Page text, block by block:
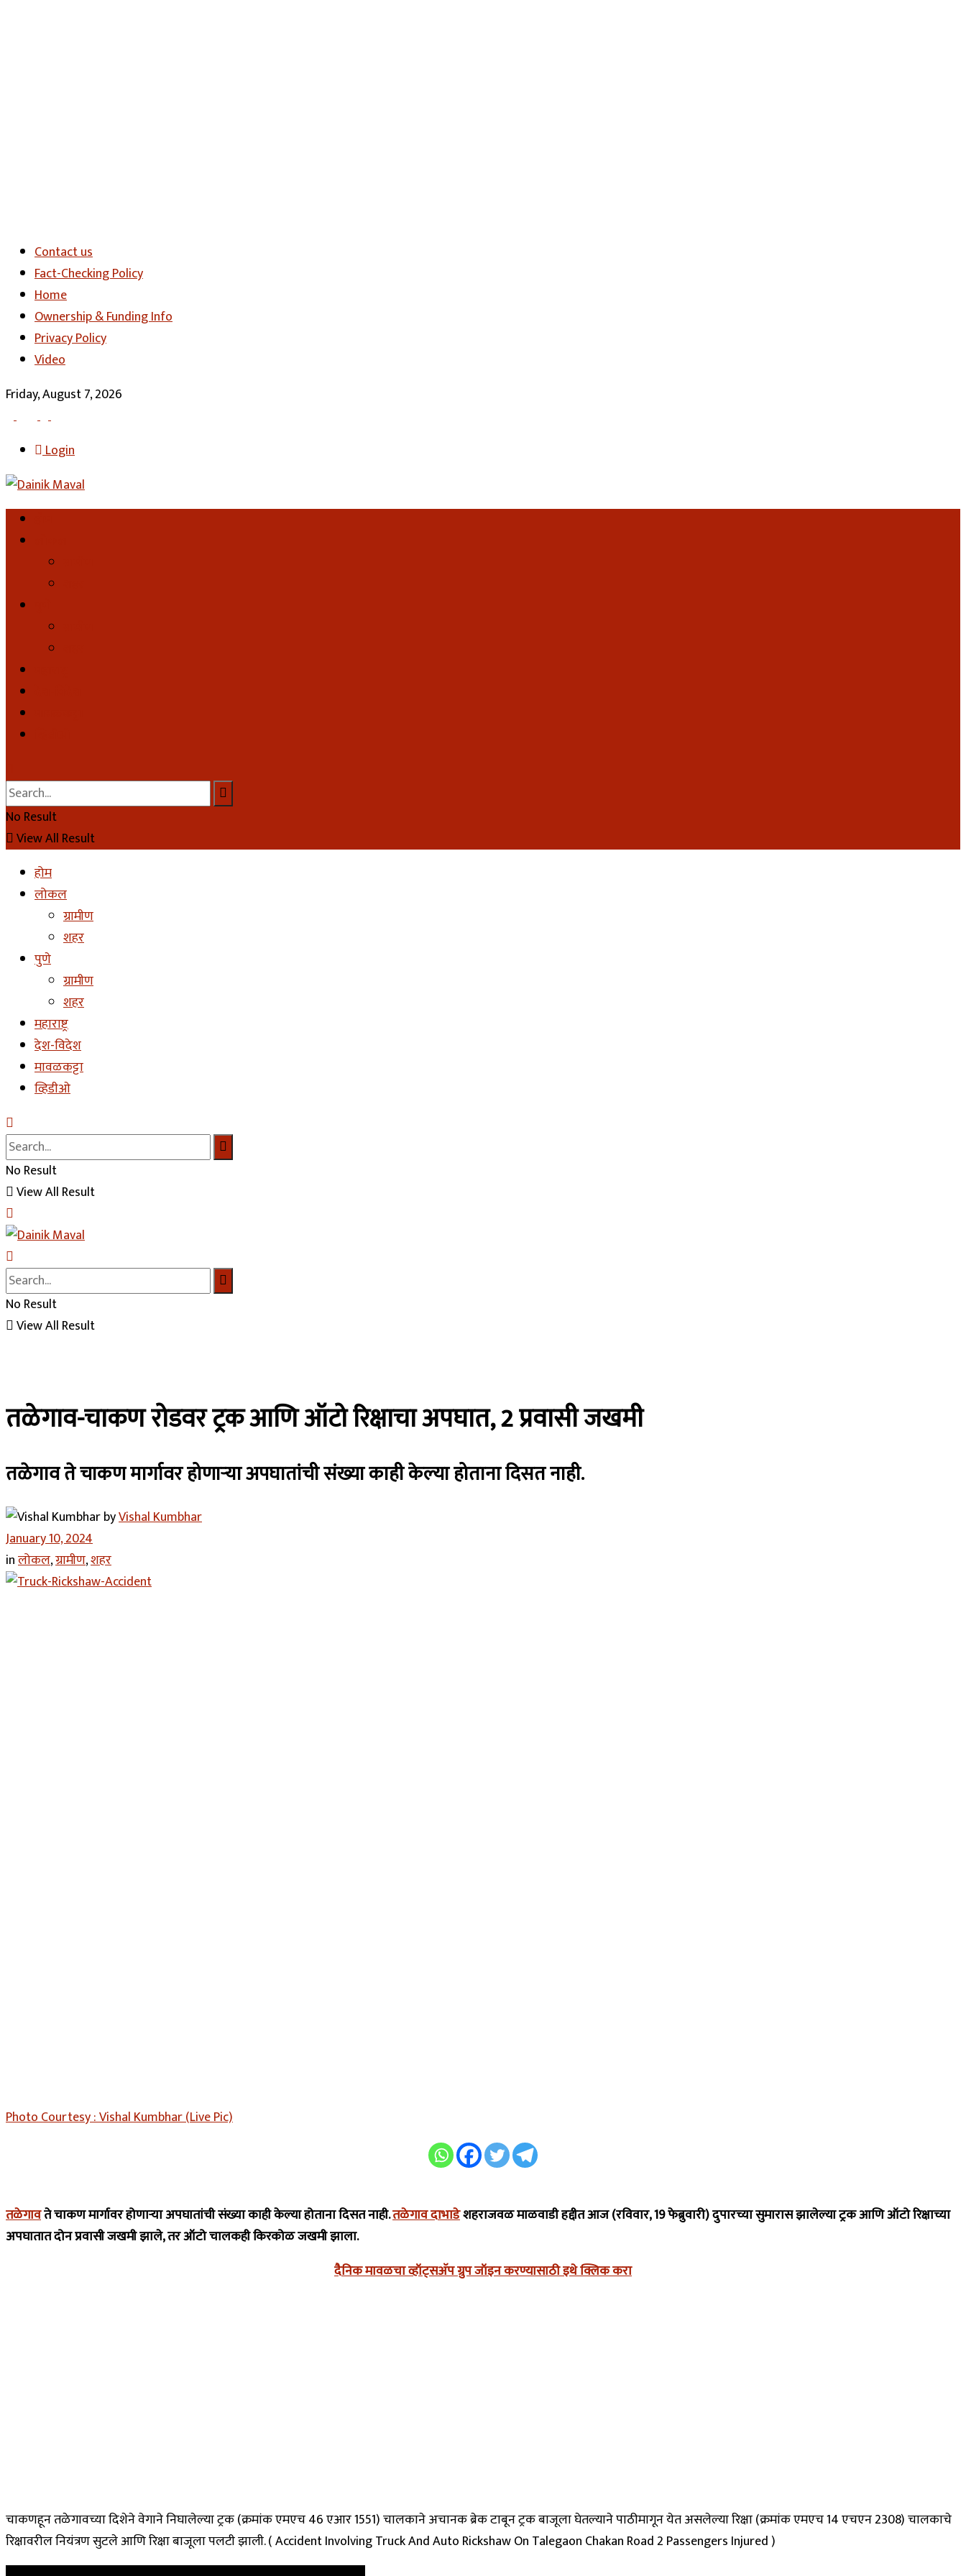
Contact us
Fact-Checking Policy
Home
Ownership & Funding Info
Privacy Policy
Video
Friday, August 7, 2026
Login
No Result
View All Result
होम
लोकल
ग्रामीण
शहर
पुणे
ग्रामीण
शहर
महाराष्ट्र
देश-विदेश
मावळकट्टा
व्हिडीओ
No Result
View All Result
No Result
View All Result
तळेगाव-चाकण रोडवर ट्रक आणि ऑटो रिक्षाचा अपघात, 2 प्रवासी जखमी
तळेगाव ते चाकण मार्गावर होणाऱ्या अपघातांची संख्या काही केल्या होताना दिसत नाही.
byVishal Kumbhar
January 10, 2024
inलोकल,ग्रामीण,शहर
Photo Courtesy : Vishal Kumbhar (Live Pic)
तळेगावते चाकण मार्गावर होणाऱ्या अपघातांची संख्या काही केल्या होताना दिसत नाही.तळेगाव दाभाडेशहराजवळ माळवाडी हद्दीत आज (रविवार, 19 फेब्रुवारी) दुपारच्या सुमारास झालेल्या ट्रक आणि ऑटो रिक्षाच्या
अपघातात दोन प्रवासी जखमी झाले, तर ऑटो चालकही किरकोळ जखमी झाला.
दैनिक मावळचा व्हॉट्सअ‍ॅप ग्रुप जॉइन करण्यासाठी इथे क्लिक करा
चाकणहून तळेगावच्या दिशेने वेगाने निघालेल्या ट्रक (क्रमांक एमएच 46 एआर 1551) चालकाने अचानक ब्रेक टाबून ट्रक बाजूला घेतल्याने पाठीमागून येत असलेल्या रिक्षा (क्रमांक एमएच 14 एचएन 2308) चालकाचे
रिक्षावरील नियंत्रण सुटले आणि रिक्षा बाजूला पलटी झाली. ( Accident Involving Truck And Auto Rickshaw On Talegaon Chakan Road 2 Passengers Injured )